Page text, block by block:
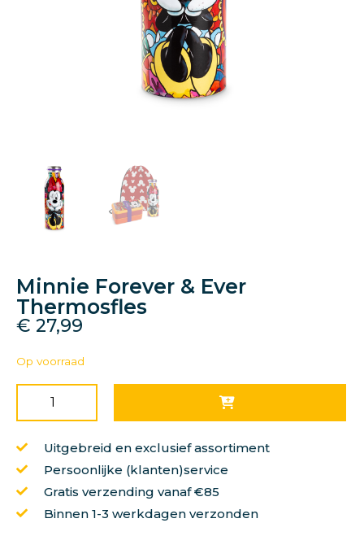
Minnie Forever & Ever
Thermosfles
€ 27,99
Op voorraad
Uitgebreid en exclusief assortiment
Persoonlijke (klanten)service
Gratis verzending vanaf €85
Binnen 1-3 werkdagen verzonden